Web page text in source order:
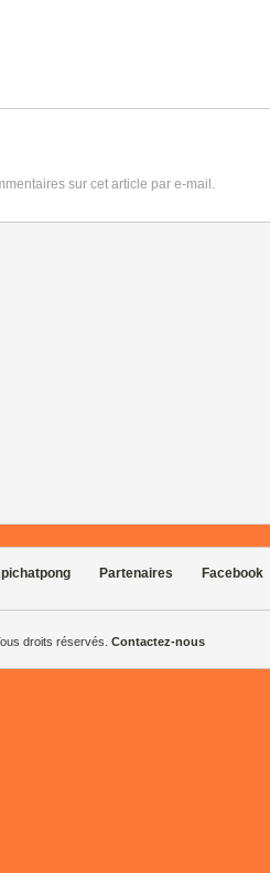
sur cet article par e-mail.
Partenaires Facebook
droits réservés. Contactez-nous